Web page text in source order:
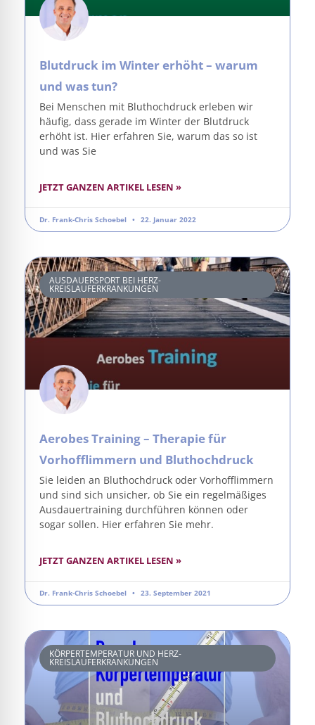
Blutdruck im Winter erhöht – warum
und was tun?
Bei Menschen mit Bluthochdruck erleben wir
häufig, dass gerade im Winter der Blutdruck
erhöht ist. Hier erfahren Sie, warum das so ist
und was Sie
JETZT GANZEN ARTIKEL LESEN »
Dr. Frank-Chris Schoebel 22. Januar 2022
AUSDAUERSPORT BEI HERZ-
KREISLAUFERKRANKUNGEN
Aerobes Training – Therapie für
Vorhofflimmern und Bluthochdruck
Sie leiden an Bluthochdruck oder Vorhofflimmern
und sind sich unsicher, ob Sie ein regelmäßiges
Ausdauertraining durchführen können oder
sogar sollen. Hier erfahren Sie mehr.
JETZT GANZEN ARTIKEL LESEN »
Dr. Frank-Chris Schoebel 23. September 2021
KÖRPERTEMPERATUR UND HERZ-
KREISLAUFERKRANKUNGEN